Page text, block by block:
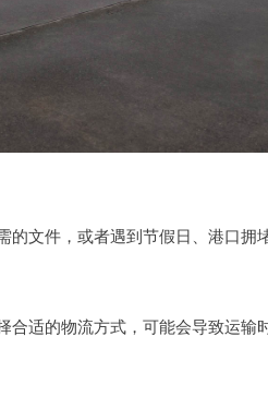
文件，或者遇到节假日、港口拥
适的物流方式，可能会导致运输